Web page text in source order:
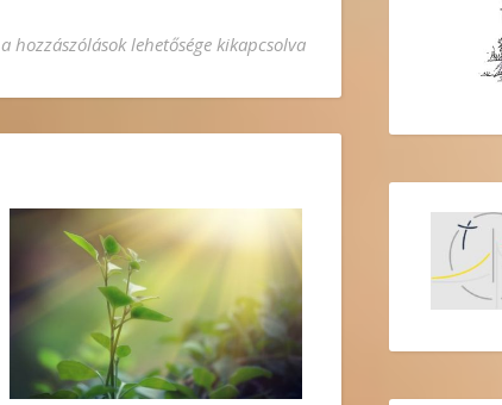
Az unalom ellenszere bejegyzéshez
a hozzászólások lehetősége kikapcsolva